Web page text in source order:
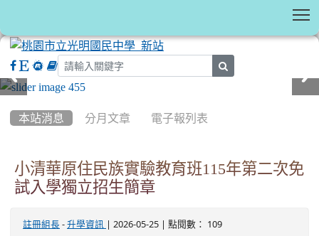
本站消息 分月文章 電子報列表
小清華原住民族實驗教育班115年第二次免
試入學獨立招生簡章
註冊組長 - 升學資訊 | 2026-05-25 | 點閱數： 109